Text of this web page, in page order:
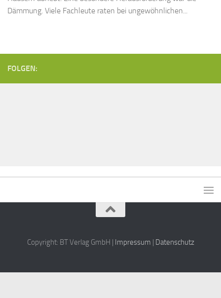
Dämmung. Viele Fachleute raten bei ungewöhnlichen...
FOLGEN:
Copyright: BT Verlag GmbH | Impressum | Datenschutz